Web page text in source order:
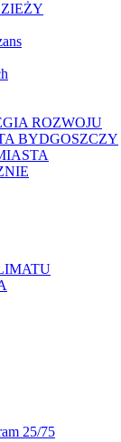
ROZWOJU
BYDGOSZCZY
25/75